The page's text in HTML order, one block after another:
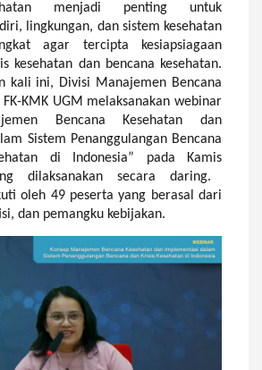
menjadi penting untuk
lingkungan, dan sistem kesehatan
agar tercipta kesiapsiagaan
kesehatan dan bencana kesehatan.
kali ini, Divisi Manajemen Bencana
FK-KMK UGM melaksanakan webinar
Bencana Kesehatan dan
Sistem Penanggulangan Bencana
di Indonesia” pada Kamis
dilaksanakan secara
daring.
oleh 49 peserta yang berasa
dari
dan pemangku kebijakan.